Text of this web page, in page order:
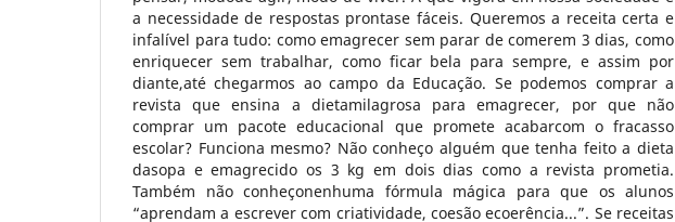
a necessidade de respostas prontase fáceis. Queremos a receita certa e
infalível para tudo: como emagrecer sem parar de comerem 3 dias, como
enriquecer sem trabalhar, como ficar bela para sempre, e assim por
diante,até chegarmos ao campo da Educação. Se podemos comprar a
revista que ensina a dietamilagrosa para emagrecer, por que não
comprar um pacote educacional que promete acabarcom o fracasso
escolar? Funciona mesmo? Não conheço alguém que tenha feito a dieta
dasopa e emagrecido os 3 kg em dois dias como a revista prometia.
Também não conheçonenhuma fórmula mágica para que os alunos
“aprendam a escrever com criatividade, coesão ecoerência...”. Se receitas